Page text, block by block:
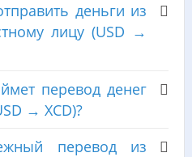
деньги из
лицу (USD →
перевод денег
→ XCD)?
перевод из